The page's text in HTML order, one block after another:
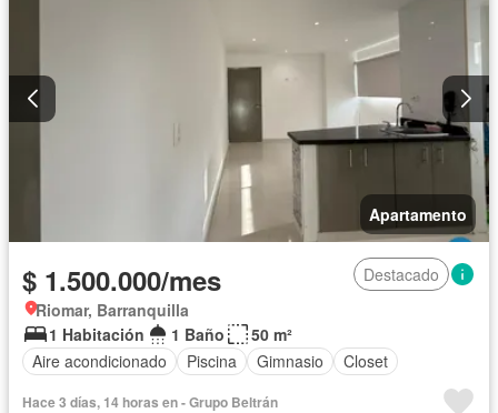
Apartamento
$ 1.500.000/mes
Destacado
Riomar, Barranquilla
1 Habitación
1 Baño
50 m²
Aire acondicionado
Piscina Gimnasio Closet
Hace 3 días, 14 horas en - Grupo Beltrán